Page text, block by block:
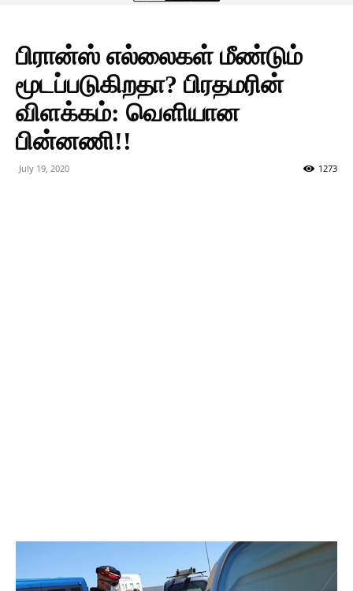
பிரான்ஸ் எல்லைகள் மீண்டும்
மூடப்படுகிறதா? பிரதமரின்
விளக்கம்: வெளியான
பின்னணி!!
July 19, 2020 1273